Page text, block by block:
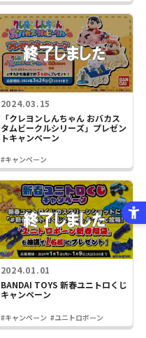
2024.03.15
「クレヨンしんちゃん おバカス
タムビークルシリーズ」プレゼン
トキャンペーン
#キャンペーン
2024.01.01
BANDAI TOYS 新春ユニトロくじ
キャンペーン
#キャンペーン #ユニトロボーン